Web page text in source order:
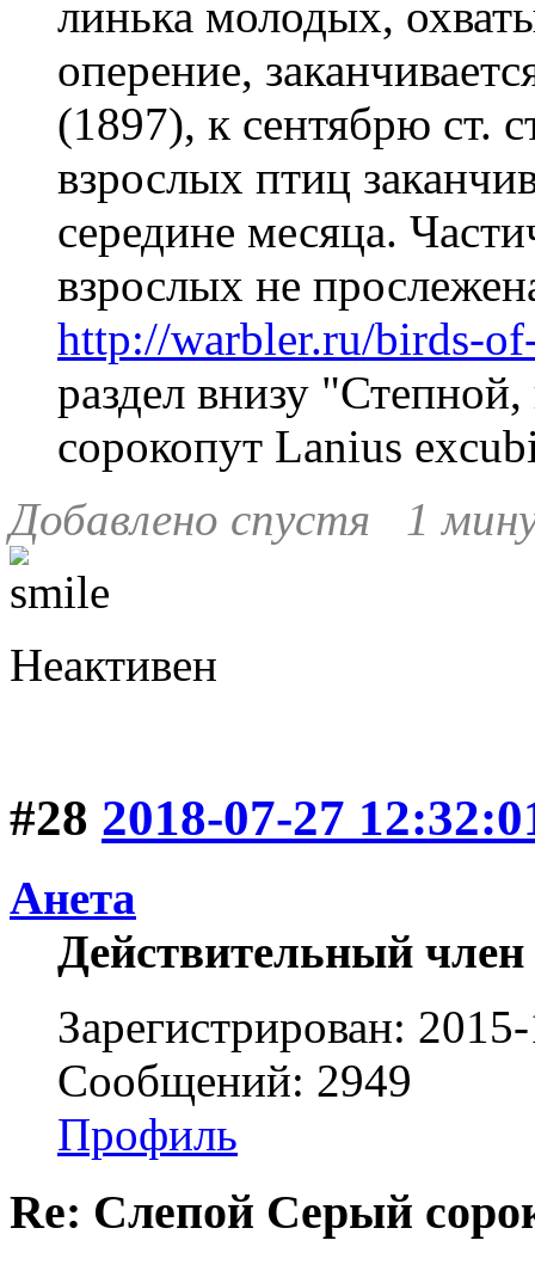
линька молодых,
оперение,
(1897), к сентябрю ст.
взрослых птиц
середине месяца.
взрослых не
http://warbler.ru/birds-
раздел внизу
сорокопут Lanius
Добавлено спустя 1
Неактивен
#28 2018-07-27
Анета
Действительный член
Зарегистрирован:
Сообщений: 2949
Профиль
Re: Слепой Серый